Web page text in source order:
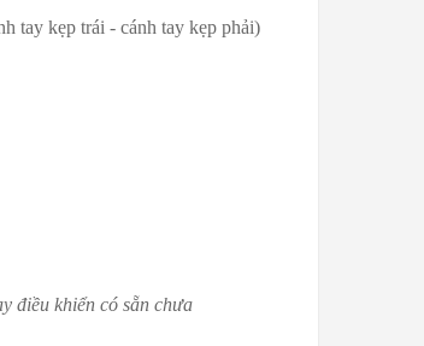
tay kẹp trái - cánh tay kẹp phải)
điều khiển có sẵn chưa